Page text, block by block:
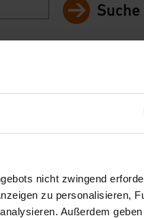
nicht zwingend
zu personalisieren,
Außerdem